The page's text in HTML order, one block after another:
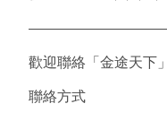
歡迎聯絡「金途天下
聯絡方式